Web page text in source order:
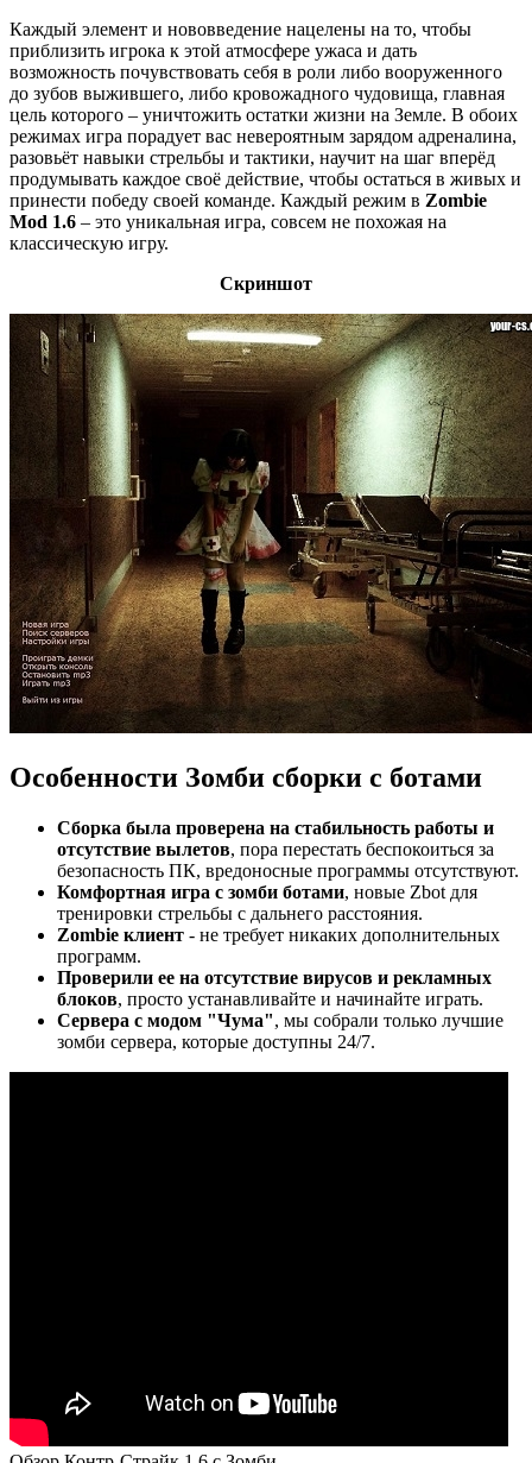
Каждый элемент и нововведение нацелены на то, чтобы
приблизить игрока к этой атмосфере ужаса и дать
возможность почувствовать себя в роли либо вооруженного
до зубов выжившего, либо кровожадного чудовища, главная
цель которого – уничтожить остатки жизни на Земле. В обоих
режимах игра порадует вас невероятным зарядом адреналина,
разовьёт навыки стрельбы и тактики, научит на шаг вперёд
продумывать каждое своё действие, чтобы остаться в живых и
принести победу своей команде. Каждый режим в Zombie
Mod 1.6 – это уникальная игра, совсем не похожая на
классическую игру.
Скриншот
Особенности Зомби сборки c ботами
Сборка была проверена на стабильность работы и
отсутствие вылетов, пора перестать беспокоиться за
безопасность ПК, вредоносные программы отсутствуют.
Комфортная игра с зомби ботами, новые Zbot для
тренировки стрельбы с дальнего расстояния.
Zombie клиент - не требует никаких дополнительных
программ.
Проверили ее на отсутствие вирусов и рекламных
блоков, просто устанавливайте и начинайте играть.
Сервера с модом "Чума", мы собрали только лучшие
зомби сервера, которые доступны 24/7.